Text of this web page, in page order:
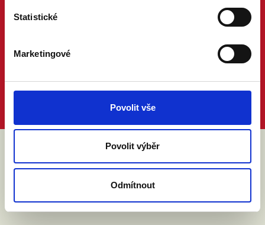
Statistické
Marketingové
Povolit vše
Povolit výběr
Odmítnout
ABY VÁM O MANŽELSTVÍ NIC
NEUNIKLO